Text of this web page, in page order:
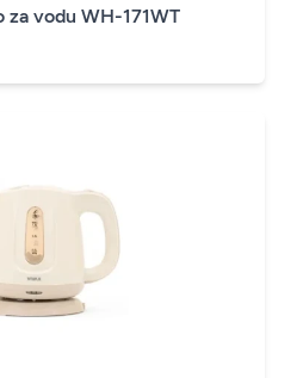
za vodu WH-171WT